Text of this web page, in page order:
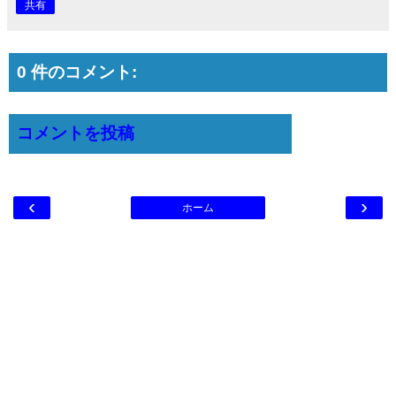
共有
0 件のコメント:
コメントを投稿
‹ ›
ホーム